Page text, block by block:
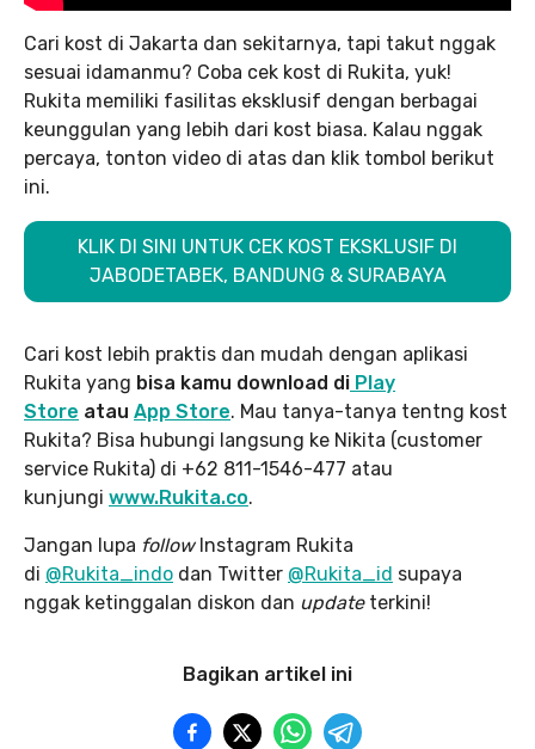
Cari kost di Jakarta dan sekitarnya, tapi takut nggak
sesuai idamanmu? Coba cek kost di Rukita, yuk!
Rukita memiliki fasilitas eksklusif dengan berbagai
keunggulan yang lebih dari kost biasa. Kalau nggak
percaya, tonton video di atas dan klik tombol berikut
ini.
KLIK DI SINI UNTUK CEK KOST EKSKLUSIF DI
JABODETABEK, BANDUNG & SURABAYA
Cari kost lebih praktis dan mudah dengan aplikasi
Rukita yang bisa kamu download di Play
Store atau App Store. Mau tanya-tanya tentng kost
Rukita? Bisa hubungi langsung ke Nikita (customer
service Rukita) di +62 811-1546-477 atau
kunjungi www.Rukita.co.
Jangan lupa followInstagram Rukita
di @Rukita_indo dan Twitter @Rukita_id supaya
nggak ketinggalan diskon dan update terkini!
Bagikan artikel ini